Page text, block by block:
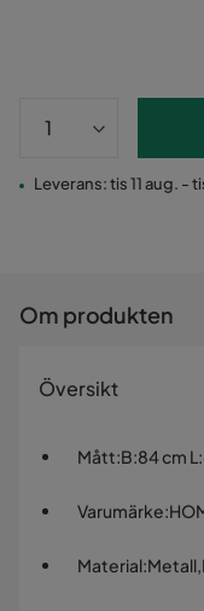
Leverans: tis 11 aug. -
Om produkten
Översikt
Mått:B:84 cm
Varumärke:
Material: